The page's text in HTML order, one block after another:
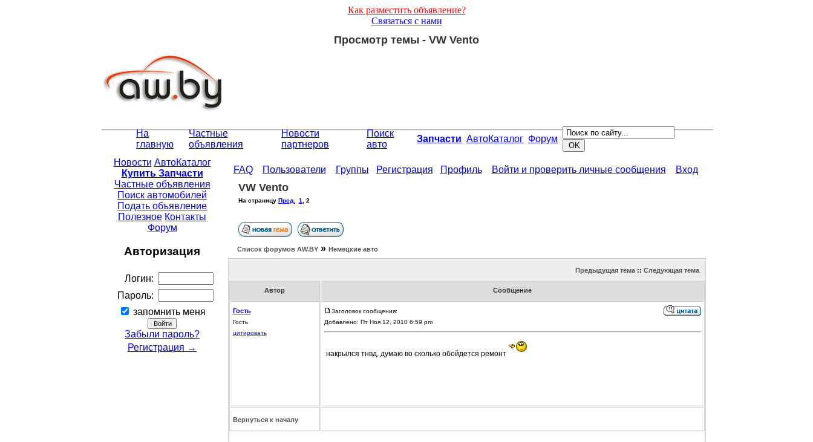
Как разместить объявление?
Связаться с нами
Просмотр темы - VW Vento
На
главную
Частные
объявления
Новости
партнеров
Поиск
авто
Запчасти АвтоКаталог Форум
Новости АвтоКаталог
Купить Запчасти
Частные объявления
Поиск автомобилей
Подать объявление
Полезное Контакты
Форум
Авторизация
Логин:
Пароль:
запомнить меня
Забыли пароль?
Регистрация →
FAQ Пользователи Группы Регистрация Профиль Войти и проверить личные сообщения Вход
VW Vento
На страницу Пред. 1 2
Список форумов АW.BY» Немецкие авто
Предыдущая тема:: Следующая тема
Автор Сообщение
Гость
Гость
цитировать
Заголовок сообщения:
Добавлено: Пт Ноя 12, 2010 6:59 pm
накрылся тнвд, думаю во сколько обойдется ремонт
Вернуться к началу